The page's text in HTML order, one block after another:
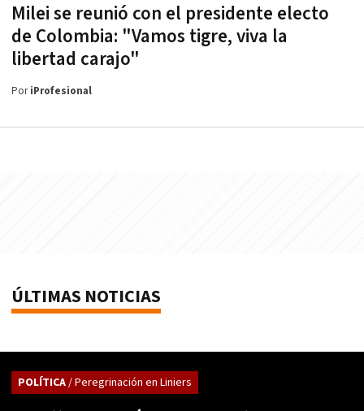
Milei se reunió con el presidente electo
de Colombia: "Vamos tigre, viva la
libertad carajo"
PoriProfesional
ÚLTIMAS NOTICIAS
POLÍTICA/ Peregrinación en Liniers